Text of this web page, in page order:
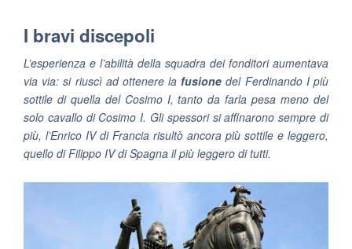
I bravi discepoli
L’esperienza e l’abilità della squadra dei fonditori aumentava
via via: si riuscì ad ottenere la fusione del Ferdinando I più
sottile di quella del Cosimo I, tanto da farla pesa meno del
solo cavallo di Cosimo I. Gli spessori si affinarono sempre di
più, l’Enrico IV di Francia risultò ancora più sottile e leggero,
quello di Filippo IV di Spagna il più leggero di tutti.